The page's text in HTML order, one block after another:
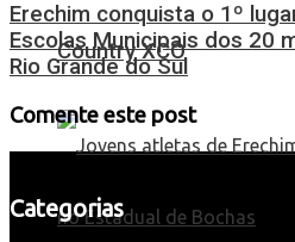
Country XCO
Erechim conquista o 1º
Escolas Municipais dos 20
Rio Grande do Sul
Comente este post
Categorias